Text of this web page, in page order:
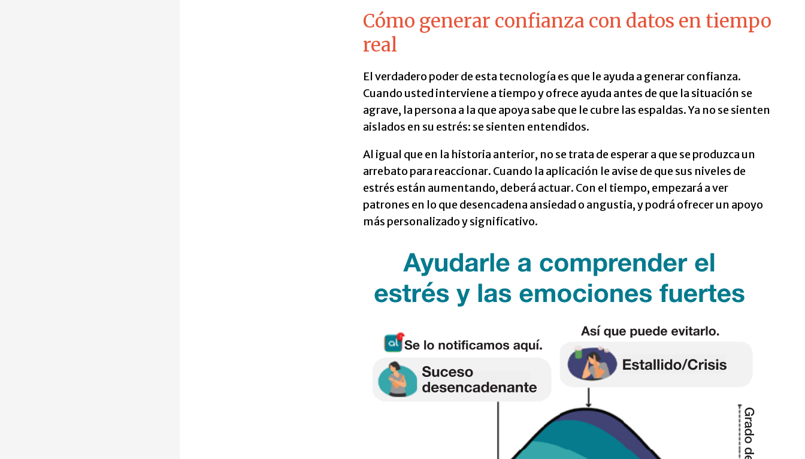
Cómo generar confianza con datos en tiempo
real
El verdadero poder de esta tecnología es que le ayuda a generar confianza.
Cuando usted interviene a tiempo y ofrece ayuda antes de que la situación se
agrave, la persona a la que apoya sabe que le cubre las espaldas. Ya no se sienten
aislados en su estrés: se sienten entendidos.
Al igual que en la historia anterior, no se trata de esperar a que se produzca un
arrebato para reaccionar. Cuando la aplicación le avise de que sus niveles de
estrés están aumentando, deberá actuar. Con el tiempo, empezará a ver
patrones en lo que desencadena ansiedad o angustia, y podrá ofrecer un apoyo
más personalizado y significativo.